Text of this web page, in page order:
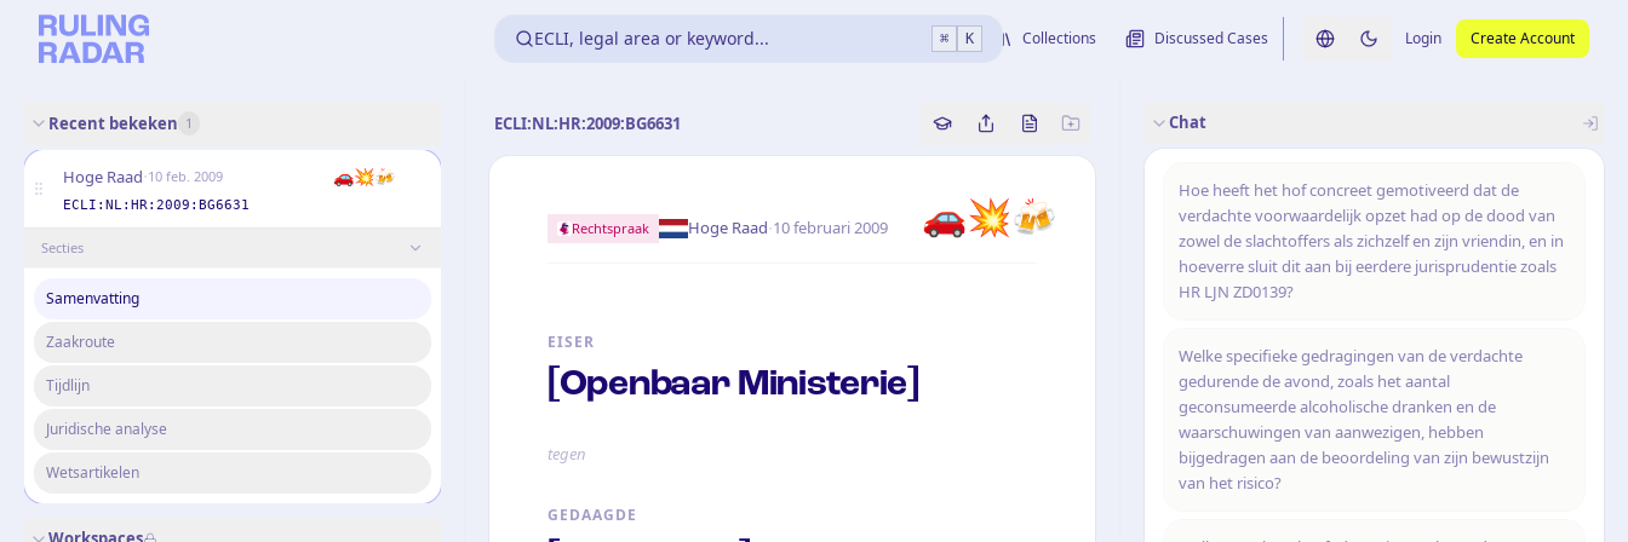
ECLI, legal area or keyword... ⌘ K Collections Discussed Cases Switch language
Switch to dark theme
Login Create Account
Recent bekeken 1
Hoge Raad·10 feb. 2009 🚗💥🍻
ECLI:NL:HR:2009:BG6631
Secties
Samenvatting
Zaakroute
Tijdlijn
Juridische analyse
Wetsartikelen
ECLI:NL:HR:2009:BG6631 Copy source reference
Share this analysis
Bekijk originele uitspraak
🚗💥🍻
Rechtspraak Hoge Raad·10 februari 2009
EISER
[Openbaar Ministerie]
tegen
GEDAAGDE
Chat
Hoe heeft het hof concreet gemotiveerd dat de
verdachte voorwaardelijk opzet had op de dood van
zowel de slachtoffers als zichzelf en zijn vriendin, en in
hoeverre sluit dit aan bij eerdere jurisprudentie zoals
HR LJN ZD0139?
Welke specifieke gedragingen van de verdachte
gedurende de avond, zoals het aantal
geconsumeerde alcoholische dranken en de
waarschuwingen van aanwezigen, hebben
bijgedragen aan de beoordeling van zijn bewustzijn
van het risico?